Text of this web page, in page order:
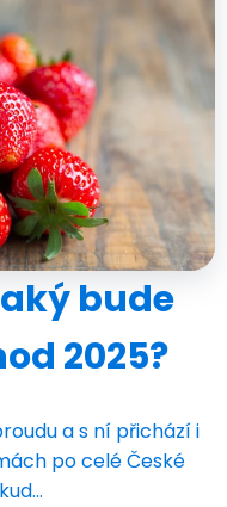
bude
2025?
a s ní přichází i
po celé České